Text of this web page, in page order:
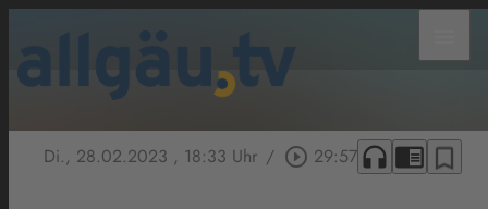
Di., 28.02.2023 , 18:33 Uhr / play_circle_outline 29:57 headphones chrome_reader_mode bookmark_border